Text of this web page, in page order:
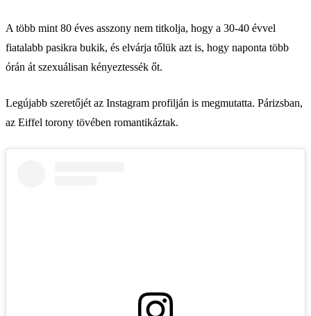
A több mint 80 éves asszony nem titkolja, hogy a 30-40 évvel
fiatalabb pasikra bukik, és elvárja tőlük azt is, hogy naponta több
órán át szexuálisan kényeztessék őt.
Legújabb szeretőjét az Instagram profilján is megmutatta. Párizsban,
az Eiffel torony tövében romantikáztak.